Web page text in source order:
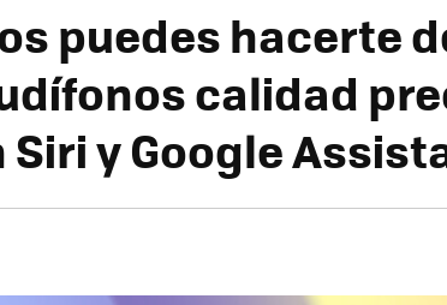
puedes hacerte
calidad
y Google